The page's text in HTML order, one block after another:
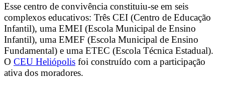
Esse centro de convivência constituiu-se em seis
complexos educativos: Três CEI (Centro de Educação
Infantil), uma EMEI (Escola Municipal de Ensino
Infantil), uma EMEF (Escola Municipal de Ensino
Fundamental) e uma ETEC (Escola Técnica Estadual).
O CEU Heliópolis foi construído com a participação
ativa dos moradores.